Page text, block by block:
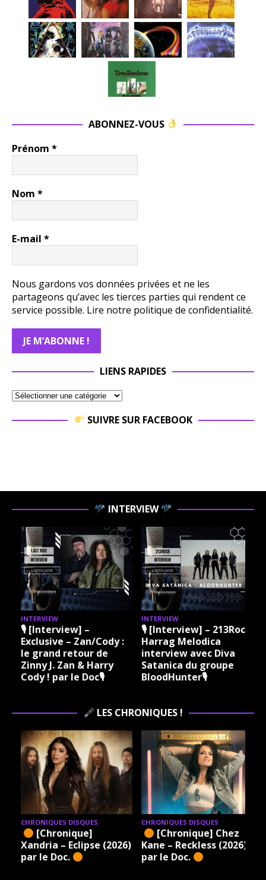
ABONNEZ-VOUS
Prénom *
Nom *
E-mail *
Nous gardons vos données privées et ne les
partageons qu’avec les tierces parties qui rendent ce
service possible. Lire notre politique de confidentialité.
LIENS RAPIDES
SUIVRE SUR FACEBOOK
INTERVIEW
INTERVIEW
🎙 [Interview] –
Exclusive – Zan/Cody :
le grand retour de
Zinny J. Zan & Harry
Cody ! par le Doc🎙
INTERVIEW
🎙 [Interview] – 213Rock
Harrag Melodica
interview avec Diva
Satanica du groupe
BloodHunter🎙
LES CHRONIQUES !
CHRONIQUES DISQUES
[Chronique]
Xandria – Eclipse (2026)
par le Doc.
CHRONIQUES DISQUES
[Chronique] Chez
Kane – Reckless (2026)
par le Doc.